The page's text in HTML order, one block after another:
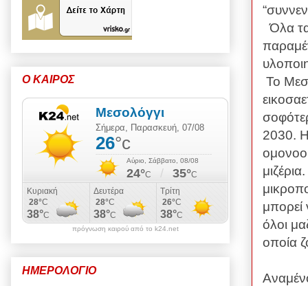
Όλα
Το
2030. Η
μπορεί
όλοι
οποία
Ο ΚΑΙΡΟΣ
πρόγνωση καιρού από το k24.net
ΗΜΕΡΟΛΟΓΙΟ